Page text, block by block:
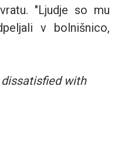
"Ljudje so mu
v bolnišnico,
with